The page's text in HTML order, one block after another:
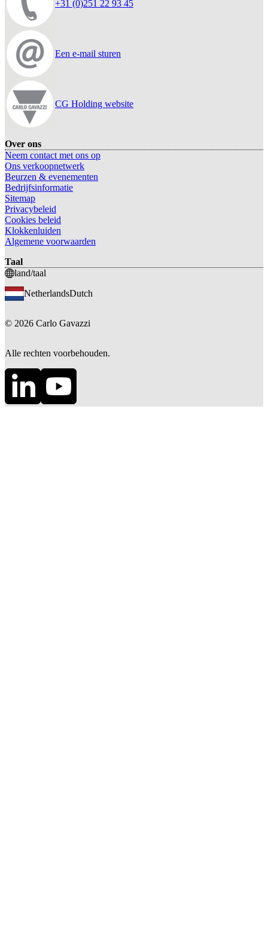
+31 (0)251 22 93 45
Een e-mail sturen
CG Holding website
Over ons
Neem contact met ons op
Ons verkoopnetwerk
Beurzen & evenementen
Bedrijfsinformatie
Sitemap
Privacybeleid
Cookies beleid
Klokkenluiden
Algemene voorwaarden
Taal
land/taal
NetherlandsDutch
© 2026 Carlo Gavazzi
Alle rechten voorbehouden.